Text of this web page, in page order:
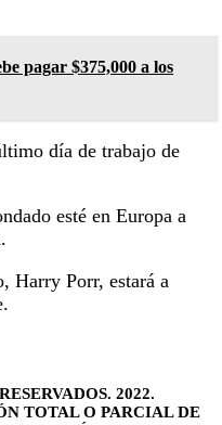
pagar $375,000 a los
día de trabajo de
esté en Europa a
Harry Porr, estará a
2022.
TOTAL O PARCIAL DE